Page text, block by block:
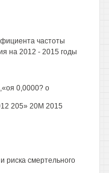
частоты
на 2012 - 2015 годы
0,0000? о
205» 20М 2015
риска смертельного